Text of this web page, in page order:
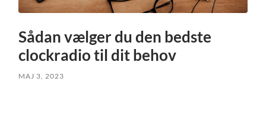
Sådan vælger du den bedste
clockradio til dit behov
MAJ 3, 2023